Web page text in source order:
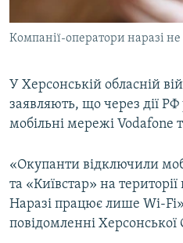
КРИМ РЕАЛІЇ
УКР
КТАТ
Компанії-оператори наразі
У Херсонській обласній
заявляють, що через дії РФ
мобільні мережі Vodafone
«Окупанти відключили
та «Київстар» на
Наразі працює лише Wi-
повідомленні